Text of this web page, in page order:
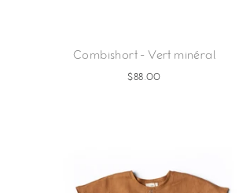
Combishort - Vert minéral
$88.00